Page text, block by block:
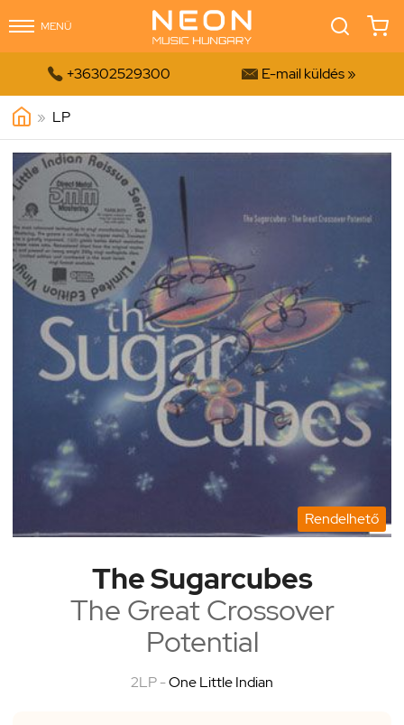
MENÜ
 +36302529300  E-mail küldés »
» LP
Rendelhető
The Sugarcubes
The Great Crossover
Potential
2LP -One Little Indian